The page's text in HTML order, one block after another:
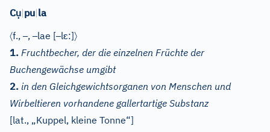
Cụ|pu|la
〈f.,–,–lae [–lɛ:]〉
1. Fruchtbecher, der die einzelnen Früchte der
Buchengewächse umgibt
2. in den Gleichgewichtsorganen von Menschen und
Wirbeltieren vorhandene gallertartige Substanz
[lat., „Kuppel, kleine Tonne“]